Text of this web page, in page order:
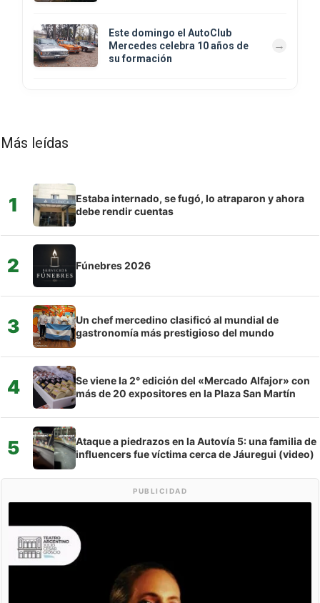
Este domingo el AutoClub
Mercedes celebra 10 años de
su formación
Más leídas
1
Estaba internado, se fugó, lo atraparon y ahora
debe rendir cuentas
2 Fúnebres 2026
3
Un chef mercedino clasificó al mundial de
gastronomía más prestigioso del mundo
4
Se viene la 2° edición del «Mercado Alfajor» con
más de 20 expositores en la Plaza San Martín
5
Ataque a piedrazos en la Autovía 5: una familia de
influencers fue víctima cerca de Jáuregui (video)
PUBLICIDAD